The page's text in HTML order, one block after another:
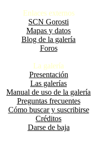
Enlaces externos
SCN Gorosti
Mapas y datos
Blog de la galería
Foros
La galería
Presentación
Las galerías
Manual de uso de la galería
Preguntas frecuentes
Cómo buscar y suscribirse
Créditos
Darse de baja